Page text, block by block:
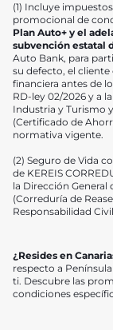
(1) Incluye
promocional de
Plan Auto+ y el
subvención estatal
Auto Bank, para
su defecto, el
financiera antes de
RD-ley 02/2026 y a
Industria y Turismo
(Certificado de
normativa vigente.
(2) Seguro de Vida
de KEREIS
la Dirección General
(Correduría de
Responsabilidad
¿Resides en
respecto a
ti. Descubre las
condiciones